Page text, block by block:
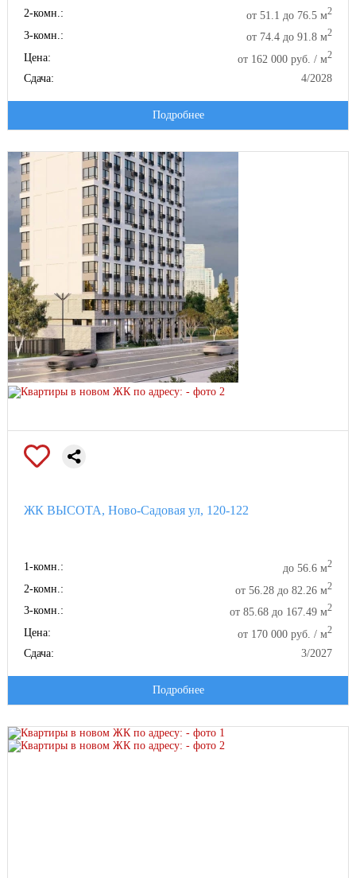
2-комн.: от 51.1 до 76.5 м2
3-комн.: от 74.4 до 91.8 м2
Цена: от 162 000 руб. / м2
Сдача: 4/2028
Подробнее
ЖК ВЫСОТА, Ново-Садовая ул, 120-122
1-комн.: до 56.6 м2
2-комн.: от 56.28 до 82.26 м2
3-комн.: от 85.68 до 167.49 м2
Цена: от 170 000 руб. / м2
Сдача: 3/2027
Подробнее